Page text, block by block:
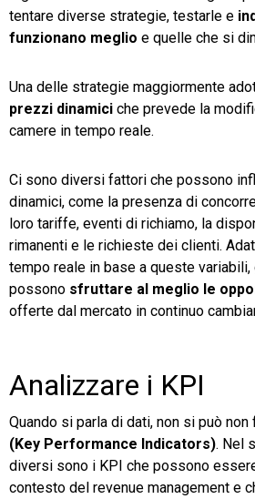
tentare diverse strategie, testarle e
funzionano meglio e quelle che si
Una delle strategie maggiormente
prezzi dinamici che prevede la
camere in tempo reale.
Ci sono diversi fattori che possono
dinamici, come la presenza di
loro tariffe, eventi di richiamo, la
rimanenti e le richieste dei clienti.
tempo reale in base a queste
possono sfruttare al meglio le
offerte dal mercato in continuo
Analizzare i KPI
Quando si parla di dati, non si può
(Key Performance Indicators). Nel
diversi sono i KPI che possono
contesto del revenue management e